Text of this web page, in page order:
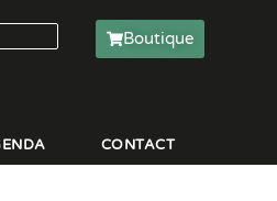
Boutique
CONTACT